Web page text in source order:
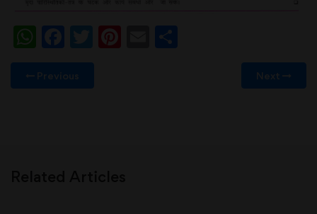
WhatsApp
Facebook
TwitterPinterest
Email
Previous Next